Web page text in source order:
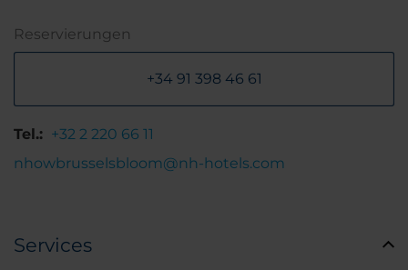
Reservierungen
+34 91 398 46 61
Tel.: +32 2 220 66 11
nhowbrusselsbloom@nh-hotels.com
Services